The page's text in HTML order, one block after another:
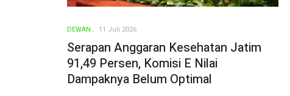
DEWAN 11 Juli 2026
Serapan Anggaran Kesehatan Jatim
91,49 Persen, Komisi E Nilai
Dampaknya Belum Optimal